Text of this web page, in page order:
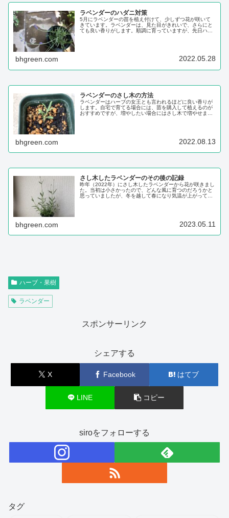
ラベンダーのハダニ対策
5月にラベンダーの苗を植え付けて、少しずつ花が咲いて
きています。ラベンダーは、見た目がきれいで、さらにと
ても良い香りがします。順調に育っていますが、先日ハダ
bhgreen.com 2022.05.28
ラベンダーのさし木の方法
ラベンダーはハーブの女王とも言われるほどに良い香りが
します。自宅で育てる場合には、苗を購入して植えるのが
おすすめですが、増やしたい場合にはさし木で増やせま
bhgreen.com 2022.08.13
さし木したラベンダーのその後の記録
昨年（2022年）にさし木したラベンダーから花が咲きまし
た。当初は小さかったので、どんな風に育つのだろうかと
思っていましたが、冬を越して春になり気温が上がってく
bhgreen.com 2023.05.11
ハーブ・果樹
ラベンダー
スポンサーリンク
シェアする
X Facebook はてブ
LINE コピー
siroをフォローする
タグ